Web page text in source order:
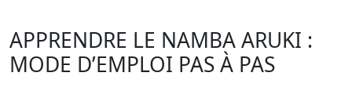
APPRENDRE LE NAMBA ARUKI :
MODE D’EMPLOI PAS À PAS